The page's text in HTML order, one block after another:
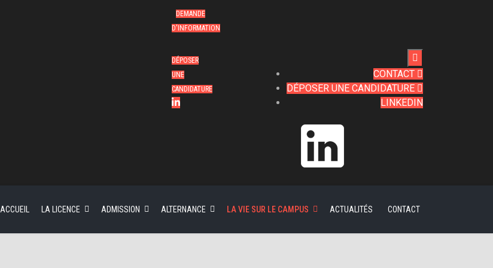
DEMANDE
D'INFORMATION
DÉPOSER
UNE
CANDIDATURE

CONTACT 
DÉPOSER UNE CANDIDATURE 
LINKEDIN
ACCUEIL LA LICENCE ADMISSION ALTERNANCE LA VIE SUR LE CAMPUS ACTUALITÉS CONTACT